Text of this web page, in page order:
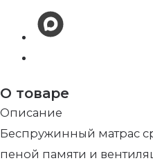
О товаре
Описание
Беспружинный матрас
пеной памяти и